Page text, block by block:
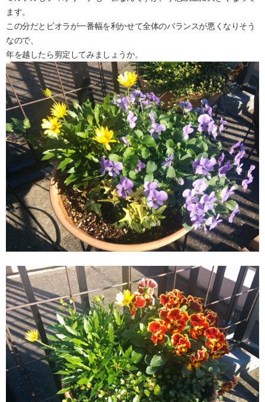
ます。
この分だとビオラが一番幅を利かせて全体のバランスが悪くなりそう
なので、
年を越したら剪定してみましょうか。